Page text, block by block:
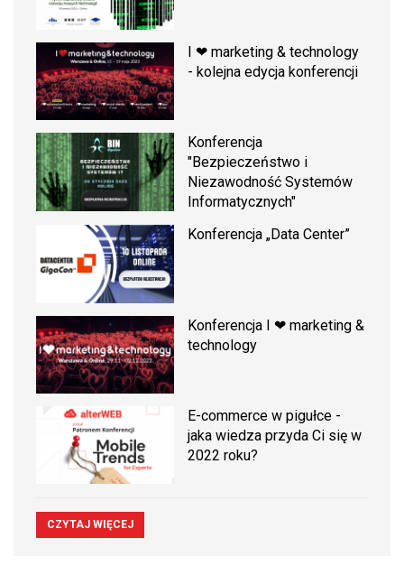
I ❤ marketing & technology
- kolejna edycja konferencji
Konferencja
"Bezpieczeństwo i
Niezawodność Systemów
Informatycznych"
Konferencja „Data Center”
Konferencja I ❤ marketing &
technology
E-commerce w pigułce -
jaka wiedza przyda Ci się w
2022 roku?
CZYTAJ WIĘCEJ